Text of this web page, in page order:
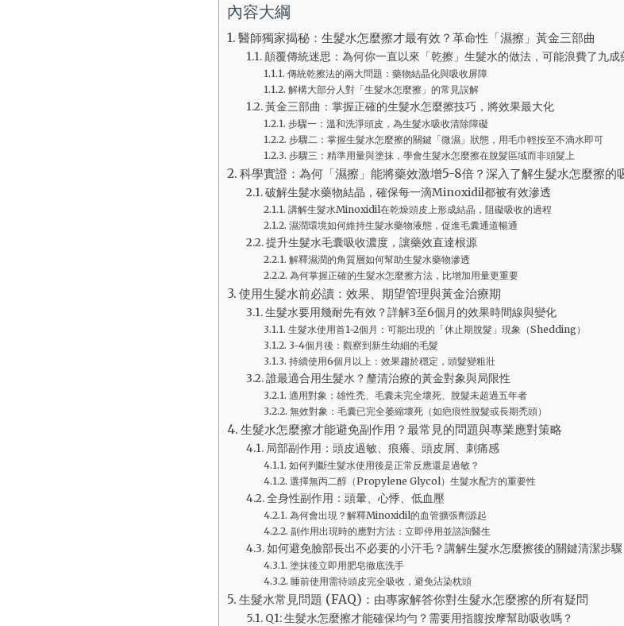
內容大綱
醫師獨家揭秘：生髮水怎麼擦才最有效？革命性「濕擦」黃金三部曲
顛覆傳統迷思：為何你一直以來「乾擦」生髮水的做法，可能浪費了九成
傳統乾擦法的兩大問題：藥物結晶化與吸收屏障
解構大部分人對「生髮水怎麼擦」的常見誤解
黃金三部曲：掌握正確的生髮水怎麼擦技巧，將效果最大化
步驟一：溫和洗淨頭皮，為生髮水吸收清除障礙
步驟二：掌握生髮水怎麼擦的關鍵「微濕」狀態，用毛巾輕按至不滴水即可
步驟三：精準用量與塗抹，學會生髮水怎麼擦在脫髮區域而非頭髮上
科學實證：為何「濕擦」能將藥效激增5-8倍？深入了解生髮水怎麼擦的
破解生髮水藥物結晶，確保每一滴Minoxidil都被有效滲透
講解生髮水Minoxidil在乾燥頭皮上形成結晶，阻礙吸收的過程
濕潤環境如何維持生髮水藥物液態，促進毛囊通道暢通
提升生髮水毛囊吸收濃度，讓藥效直達根源
解釋濕潤的角質層如何幫助生髮水藥物滲透
為何掌握正確的生髮水怎麼擦方法，比增加用量更重要
使用生髮水前必讀：效果、期望管理與黃金治療期
生髮水要用幾耐先有效？詳解3至6個月的效果時間線與變化
生髮水使用首1-2個月：可能出現的「休止期脫髮」現象（Shedding）
3-4個月後：觀察到新生幼細的毛髮
持續使用6個月以上：效果趨於穩定，頭髮變粗壯
誰最適合用生髮水？釐清治療的黃金對象與局限性
適用對象：雄性禿、毛囊未完全壞死、脫髮未超過五年者
無效對象：毛囊已完全萎縮壞死（如疤痕性脫髮或長期禿頭）
生髮水怎麼擦才能避免副作用？最常見的問題與專業應對策略
局部副作用：頭皮過敏、痕癢、頭皮屑、刺痛感
如何判斷生髮水使用後是正常反應還是過敏？
選擇無丙二醇（Propylene Glycol）生髮水配方的重要性
全身性副作用：頭暈、心悸、低血壓
為何會出現？解釋Minoxidil的血管擴張劑源起
副作用出現時的應對方法：立即停用並諮詢醫生
如何避免臉部長出不必要的小汗毛？講解生髮水怎麼擦後的關鍵清潔步驟
塗抹後立即用肥皂徹底洗手
睡前使用需待頭皮完全吸收，避免沾染枕頭
生髮水常見問題 (FAQ)：由專家解答你對生髮水怎麼擦的所有疑問
Q1: 生髮水怎麼擦才能確保均勻？需要用指腹按摩幫助吸收嗎？